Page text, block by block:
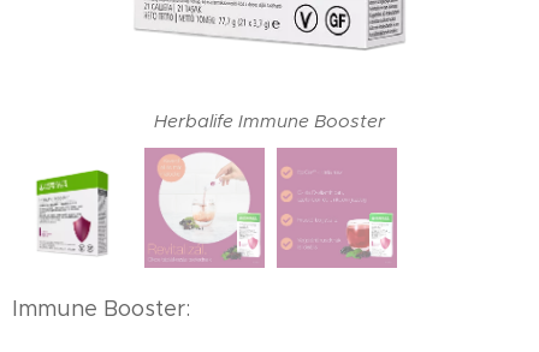
Herbalife Immune Booster
Immune Booster: